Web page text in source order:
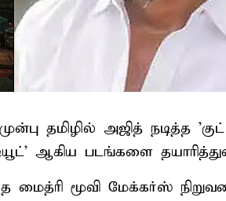
தமிழில் அஜித் நடித்த
ஆகிய படங்களை
மைத்ரி மூவி மேக்கர்ஸ்